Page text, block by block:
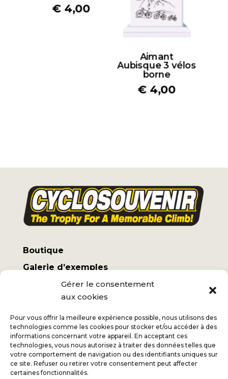
Gérer le consentement
aux cookies
Pour vous offrir la meilleure expérience possible, nous utilisons des
technologies comme les cookies pour stocker et/ou accéder à des
informations concernant votre appareil. En acceptant ces
technologies, vous nous autorisez à traiter des données telles que
votre comportement de navigation ou des identifiants uniques sur
ce site. Refuser ou retirer votre consentement peut affecter
certaines fonctionnalités.
€ 4,00
Aimant
Aubisque 3 vélos
borne
€ 4,00
Boutique
Galerie d’exemples
Mon compte
Termes et conditions
Frais d’expédition
Jan+32 (0) 477 732 949